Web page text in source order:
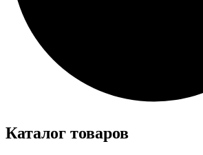
Каталог товаров